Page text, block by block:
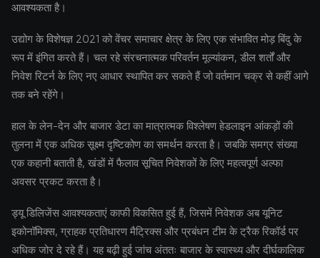
आवश्यकता है।
उद्योग के विशेषज्ञ 2021 को वेंचर समाचार क्षेत्र के लिए एक संभावित मोड़ बिंदु के
रूप में इंगित करते हैं। चल रहे संरचनात्मक परिवर्तन मूल्यांकन, डील शर्तों और
निवेश रिटर्न के लिए नए आधार स्थापित कर सकते हैं जो वर्तमान चक्र से कहीं आगे
तक बने रहेंगे।
हाल के लेन-देन और बाजार डेटा का मात्रात्मक विश्लेषण हेडलाइन आंकड़ों की
तुलना में एक अधिक सूक्ष्म दृष्टिकोण का समर्थन करता है। जबकि समग्र संख्या
एक कहानी बताती है, खंडों में फैलाव सूचित निवेशकों के लिए महत्वपूर्ण अल्फा
अवसर प्रकट करता है।
ड्यू डिलिजेंस आवश्यकताएं काफी विकसित हुई हैं, जिसमें निवेशक अब यूनिट
इकोनॉमिक्स, ग्राहक प्रतिधारण मैट्रिक्स और प्रबंधन टीम के ट्रैक रिकॉर्ड पर
अधिक जोर दे रहे हैं। यह बढ़ी हुई जांच अंततः बाजार के स्वास्थ्य और दीर्घकालिक